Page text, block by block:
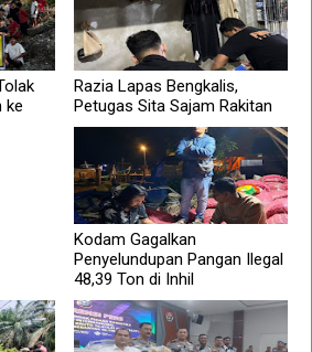
ke
Razia Lapas Bengkalis,
Petugas Sita Sajam Rakitan
Kodam Gagalkan
Penyelundupan Pangan Ilegal
48,39 Ton di Inhil